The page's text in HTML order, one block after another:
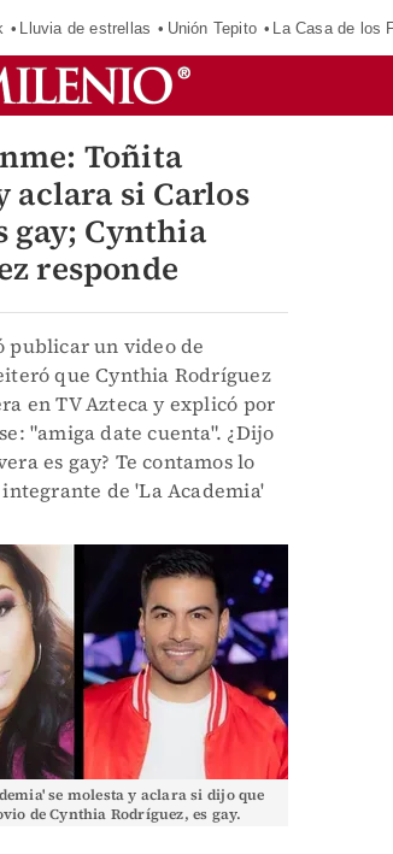
Lluvia de estrellas Unión Tepito La Casa de los
Toñita
aclara si Carlos
gay; Cynthia
responde
publicar un video de
que Cynthia Rodríguez
en TV Azteca y explicó por
"amiga date cuenta". ¿Dijo
es gay? Te contamos lo
de 'La Academia'
se molesta y aclara si dijo que
de Cynthia Rodríguez, es gay.